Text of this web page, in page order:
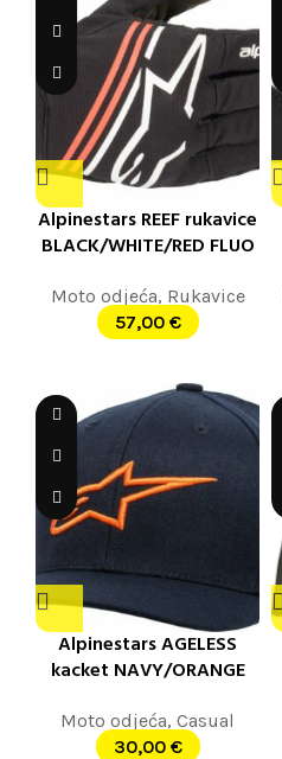
Alpinestars REEF rukavice
BLACK/WHITE/RED FLUO
Moto odjeća, Rukavice
57,00 €
Alpinestars AGELESS
kacket NAVY/ORANGE
Moto odjeća, Casual
30,00 €